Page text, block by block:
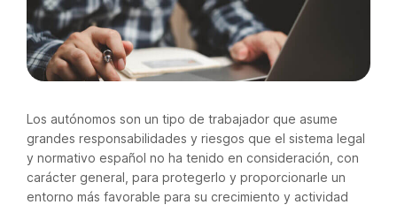
Los autónomos son un tipo de trabajador que asume
grandes responsabilidades y riesgos que el sistema legal
y normativo español no ha tenido en consideración, con
carácter general, para protegerlo y proporcionarle un
entorno más favorable para su crecimiento y actividad